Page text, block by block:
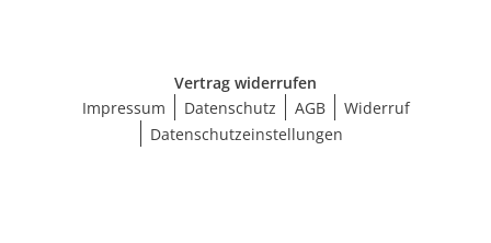
Vertrag widerrufen
Impressum
Datenschutz AGB
Widerruf
Datenschutzeinstellungen